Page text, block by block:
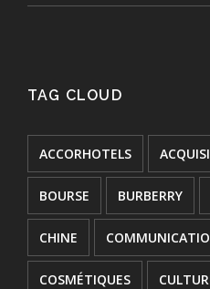
TAG CLOUD
ACCORHOTELS
BOURSE BURBERRY
CHINE
COSMÉTIQUES